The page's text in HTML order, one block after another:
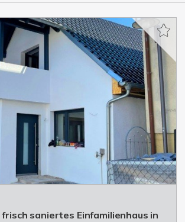
frisch saniertes Einfamilienhaus in